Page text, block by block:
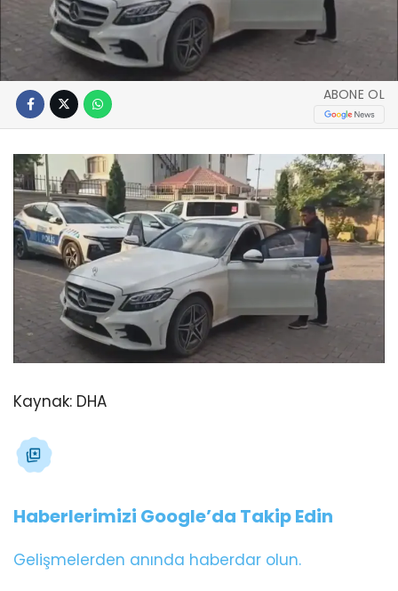
ABONE OL
Kaynak: DHA
Haberlerimizi Google’da Takip Edin
Gelişmelerden anında haberdar olun.